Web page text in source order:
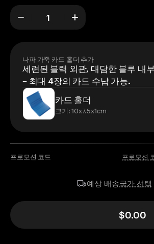
나파 가죽 카드 홀더 추가
세련된 블랙 외관, 대담한 블루 내부
– 최대 4장의 카드 수납 가능.
카드 홀더
크기: 10x7.5x1cm
프로모션 코드 프로모션
예상 배송국가 선택
$0.00